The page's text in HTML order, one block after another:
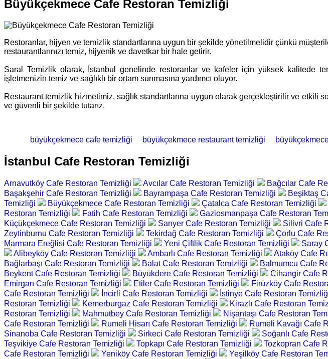
Büyükçekmece Cafe Restoran Temizliği
Restoranlar, hijyen ve temizlik standartlarına uygun bir şekilde yönetilmelidir çünkü
restaurantlarınızı temiz, hijyenik ve davetkar bir hale getirir.
Saral Temizlik olarak, İstanbul genelinde restoranlar ve kafeler için yüksek kalitede
işletmenizin temiz ve sağlıklı bir ortam sunmasına yardımcı oluyor.
Restaurant temizlik hizmetimiz, sağlık standartlarına uygun olarak gerçekleştirilir ve etkili
ve güvenli bir şekilde tutarız.
büyükçekmece cafe temizliği büyükçekmece restaurant temizliği
İstanbul Cafe Restoran Temizliği
Arnavutköy Cafe Restoran Temizliği Avcılar Cafe Restoran Temizliği Bağcılar Cafe
Başakşehir Cafe Restoran Temizliği
Bayrampaşa Cafe Restoran Temizliği Beşiktaş
Temizliği
Büyükçekmece Cafe Restoran Temizliği Çatalca Cafe Restoran Temizliği
Restoran Temizliği
Fatih Cafe Restoran Temizliği Gaziosmanpaşa Cafe Restoran
Küçükçekmece Cafe Restoran Temizliği
Sarıyer Cafe Restoran Temizliği Silivri Cafe
Zeytinburnu Cafe Restoran Temizliği
Tekirdağ Cafe Restoran Temizliği Çorlu Cafe
Marmara Ereğlisi Cafe Restoran Temizliği
Yeni Çiftlik Cafe Restoran Temizliği Saray
Alibeyköy Cafe Restoran Temizliği
Ambarlı Cafe Restoran Temizliği Ataköy Cafe
Bağlarbaşı Cafe Restoran Temizliği
Balat Cafe Restoran Temizliği Balmumcu Cafe
Beykent Cafe Restoran Temizliği
Büyükdere Cafe Restoran Temizliği Cihangir Cafe
Emirgan Cafe Restoran Temizliği
Etiler Cafe Restoran Temizliği Firüzköy Cafe
Cafe Restoran Temizliği
İncirli Cafe Restoran Temizliği İstinye Cafe Restoran
Restoran Temizliği
Kemerburgaz Cafe Restoran Temizliği Kirazlı Cafe Restoran
Restoran Temizliği
Mahmutbey Cafe Restoran Temizliği Nişantaşı Cafe Restoran
Cafe Restoran Temizliği
Rumeli Hisarı Cafe Restoran Temizliği Rumeli Kavağı Cafe
Sinanoba Cafe Restoran Temizliği
Sirkeci Cafe Restoran Temizliği Soğanlı Cafe
Teşvikiye Cafe Restoran Temizliği
Topkapı Cafe Restoran Temizliği Tozkopran Cafe
Cafe Restoran Temizliği
Yeniköy Cafe Restoran Temizliği Yeşilköy Cafe Restoran